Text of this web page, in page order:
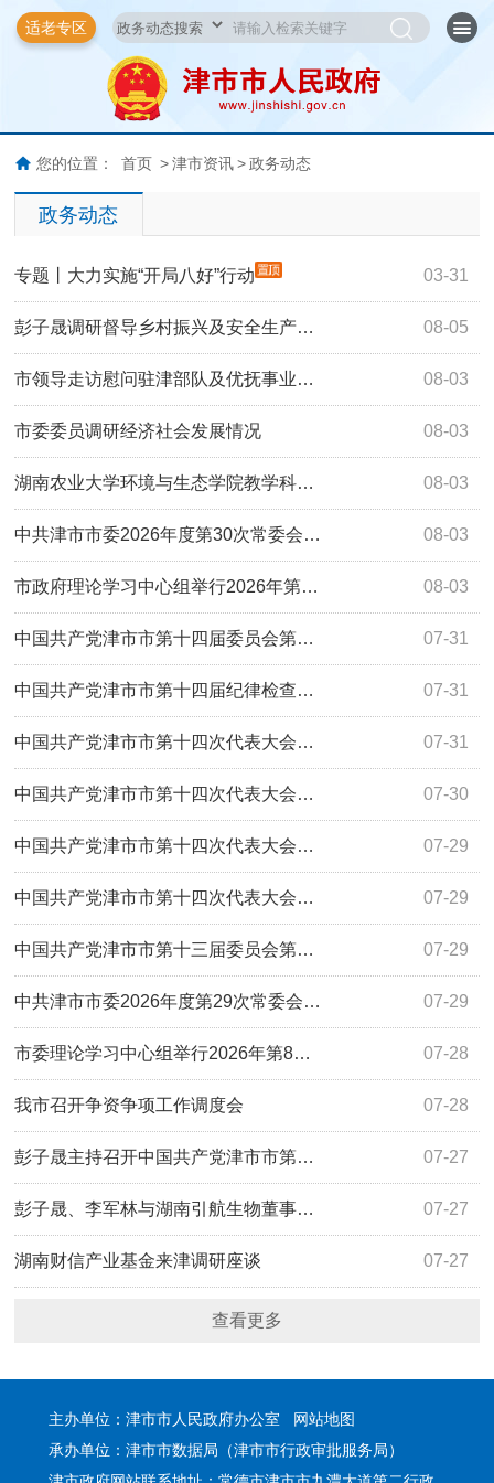
适老专区
您的位置： 首页 > 津市资讯 > 政务动态
政务动态
03-31
专题丨大力实施“开局八好”行动
08-05
彭子晟调研督导乡村振兴及安全生产…
08-03
市领导走访慰问驻津部队及优抚事业…
08-03
市委委员调研经济社会发展情况
08-03
湖南农业大学环境与生态学院教学科…
08-03
中共津市市委2026年度第30次常委会…
08-03
市政府理论学习中心组举行2026年第…
07-31
中国共产党津市市第十四届委员会第…
07-31
中国共产党津市市第十四届纪律检查…
07-31
中国共产党津市市第十四次代表大会…
07-30
中国共产党津市市第十四次代表大会…
07-29
中国共产党津市市第十四次代表大会…
07-29
中国共产党津市市第十四次代表大会…
07-29
中国共产党津市市第十三届委员会第…
07-29
中共津市市委2026年度第29次常委会…
07-28
市委理论学习中心组举行2026年第8…
07-28
我市召开争资争项工作调度会
07-27
彭子晟主持召开中国共产党津市市第…
07-27
彭子晟、李军林与湖南引航生物董事…
07-27
湖南财信产业基金来津调研座谈
查看更多
主办单位：津市市人民政府办公室 网站地图
承办单位：津市市数据局（津市市行政审批服务局）